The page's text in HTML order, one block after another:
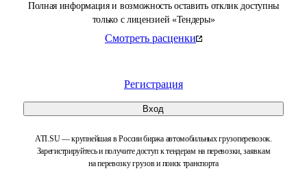
Полная информация и возможность оставить отклик доступны
только с лицензией «Тендеры»
Смотреть расценки
Регистрация
Вход
ATI.SU — крупнейшая в России биржа автомобильных грузоперевозок.
Зарегистрируйтесь и получите доступ к тендерам на перевозки, заявкам
на перевозку грузов и поиск транспорта